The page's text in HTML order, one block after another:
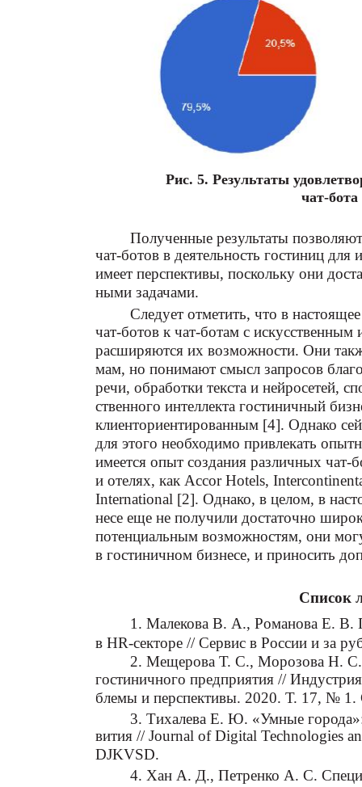
Рис. 5. Результаты
чат-
Полученные результаты
чат-ботов в деятельность гостиниц
имеет перспективы, поскольку они
ными задачами.
Следует отметить, что в
чат-ботов к чат-ботам с искусственным
расширяются их возможности. Они
мам, но понимают смысл запросов
речи, обработки текста и нейросетей,
ственного интеллекта гостиничный
клиенториентированным [4]. Однако
для этого необходимо привлекать
имеется опыт создания различных чат-
и отелях, как Accor Hotels,
International [2]. Однако, в целом, в
несе еще не получили достаточно
потенциальным возможностям, они
в гостиничном бизнесе, и приносить
Список
1. Малекова В. А., Романова Е. В.
в HR-секторе // Сервис в России и за
2. Мещерова Т. С., Морозова Н. С.
гостиничного предприятия //
блемы и перспективы. 2020. Т. 17, №
3. Тихалева Е. Ю. «Умные города»:
вития // Journal of Digital Technologies
DJKVSD.
4. Хан А. Д., Петренко А. С.